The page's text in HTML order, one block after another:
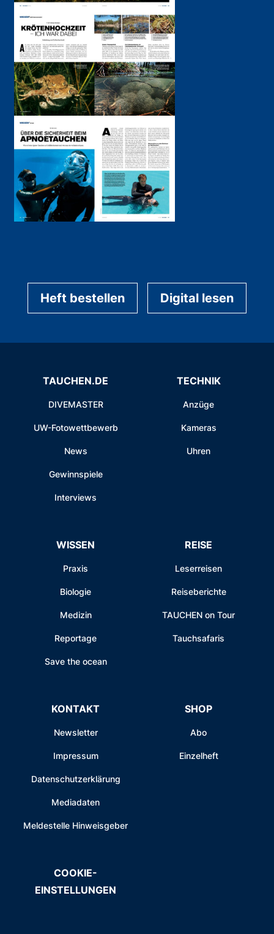
Heft bestellen Digital lesen
TAUCHEN.DE
DIVEMASTER
UW-Fotowettbewerb
News
Gewinnspiele
Interviews
TECHNIK
Anzüge
Kameras
Uhren
WISSEN
Praxis
Biologie
Medizin
Reportage
Save the ocean
REISE
Leserreisen
Reiseberichte
TAUCHEN on Tour
Tauchsafaris
KONTAKT
Newsletter
Impressum
Datenschutzerklärung
Mediadaten
Meldestelle Hinweisgeber
SHOP
Abo
Einzelheft
COOKIE-
EINSTELLUNGEN